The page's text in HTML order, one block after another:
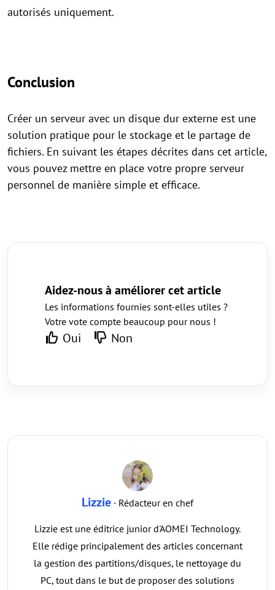
autorisés uniquement.
Conclusion
Créer un serveur avec un disque dur externe est une
solution pratique pour le stockage et le partage de
fichiers. En suivant les étapes décrites dans cet article,
vous pouvez mettre en place votre propre serveur
personnel de manière simple et efficace.
Aidez-nous à améliorer cet article
Les informations fournies sont-elles utiles ?
Votre vote compte beaucoup pour nous !
Oui Non
Lizzie · Rédacteur en chef
Lizzie est une éditrice junior d'AOMEI Technology.
Elle rédige principalement des articles concernant
la gestion des partitions/disques, le nettoyage du
PC, tout dans le but de proposer des solutions